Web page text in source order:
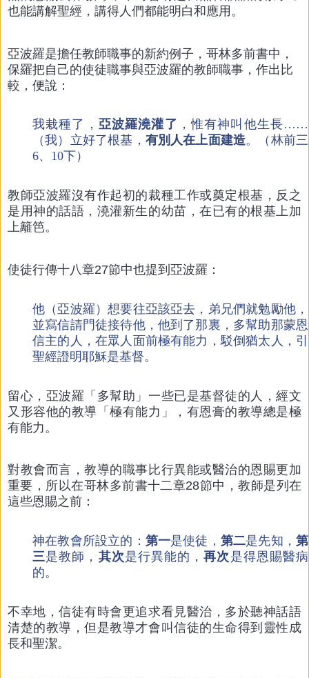
也能講解聖經，講得人們都能明白和應用。
亞波羅是擔任教師職事的新約例子，哥林多前書中，
保羅把自己的使徒職事與亞波羅的教師職事，作出比
較，便說：
我栽種了， 亞波羅澆灌了 ，惟有神叫他生長……
（我）立好了根基， 有別人在上面建造。（林前三
6、10下）
教師亞波羅沒有作起初的裁種工作或奠定根基，反之
是用神的話語，澆灌新生的幼苗，在已有的根基上加
上籬笆。
使徒行傳十八章27節中也提到亞波羅：
他（亞波羅）想要往亞該亞去，弟兄們就勉勵他，
並寫信請門徒接待他，他到了那裏，多幫助那蒙恩
信主的人，在眾人面前極有能力，駁倒猶太人，引
聖經證明耶穌是基督。
留心，亞波羅「多幫助」一些已是基督徒的人，經文
又形容他的教導「極有能力」，有恩膏的教導總是極
有能力。
對教會而言，教導的職事比行異能或醫治的恩賜更加
重要，所以在哥林多前書十二章28節中，教師是列在
這些恩賜之前：
神在教會所設立的： 第一是使徒， 第二是先知，第
三是教師， 其次是行異能的，再次 是得恩賜醫病
的。
不幸地，信徒有時會更追求看見醫治，多於聽神話語
清楚的教導，但是教導才會叫信徒的生命得到靈性成
長和聖潔。